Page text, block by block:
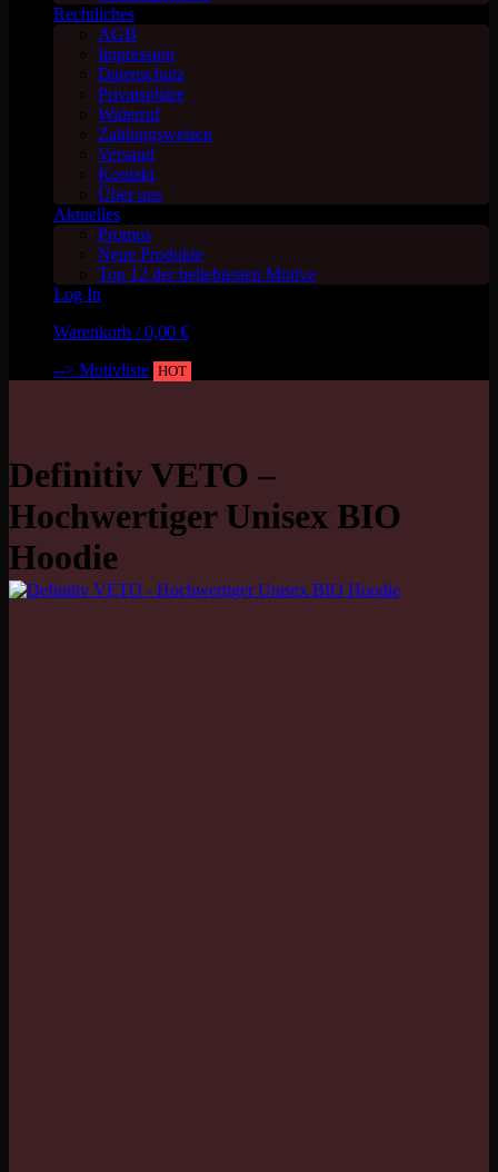
Rechtliches
AGB
Impressum
Datenschutz
Privatsphäre
Widerruf
Zahlungsweisen
Versand
Kontakt
Über uns
Aktuelles
Promos
Neue Produkte
Top 12 der beliebtesten Motive
Log In
Warenkorb /0,00 €
--> Motivliste HOT
Definitiv VETO –
Hochwertiger Unisex BIO
Hoodie